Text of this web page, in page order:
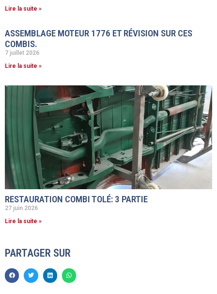
Lire la suite »
ASSEMBLAGE MOTEUR 1776 ET RÉVISION SUR CES
COMBIS.
7 juillet 2026
Lire la suite »
RESTAURATION COMBI TOLÉ: 3 PARTIE
27 juin 2026
Lire la suite »
PARTAGER SUR